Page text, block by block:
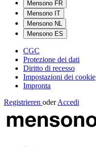
Mensono FR
Mensono IT
Mensono NL
Mensono ES
CGC
Protezione dei dati
Diritto di recesso
Impostazioni dei cookie
Impronta
Registrieren oder Accedi